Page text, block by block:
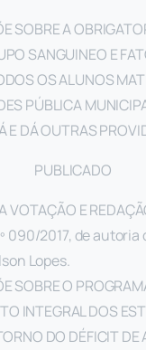
SOBRE A
SANGUINEO E
OS ALUNOS
PÚBLICA
E DÁ OUTRAS
PUBLICADO
VOTAÇÃO E
090/2017, de
Lopes.
SOBRE O
INTEGRAL DOS
DO DÉFICIT DE